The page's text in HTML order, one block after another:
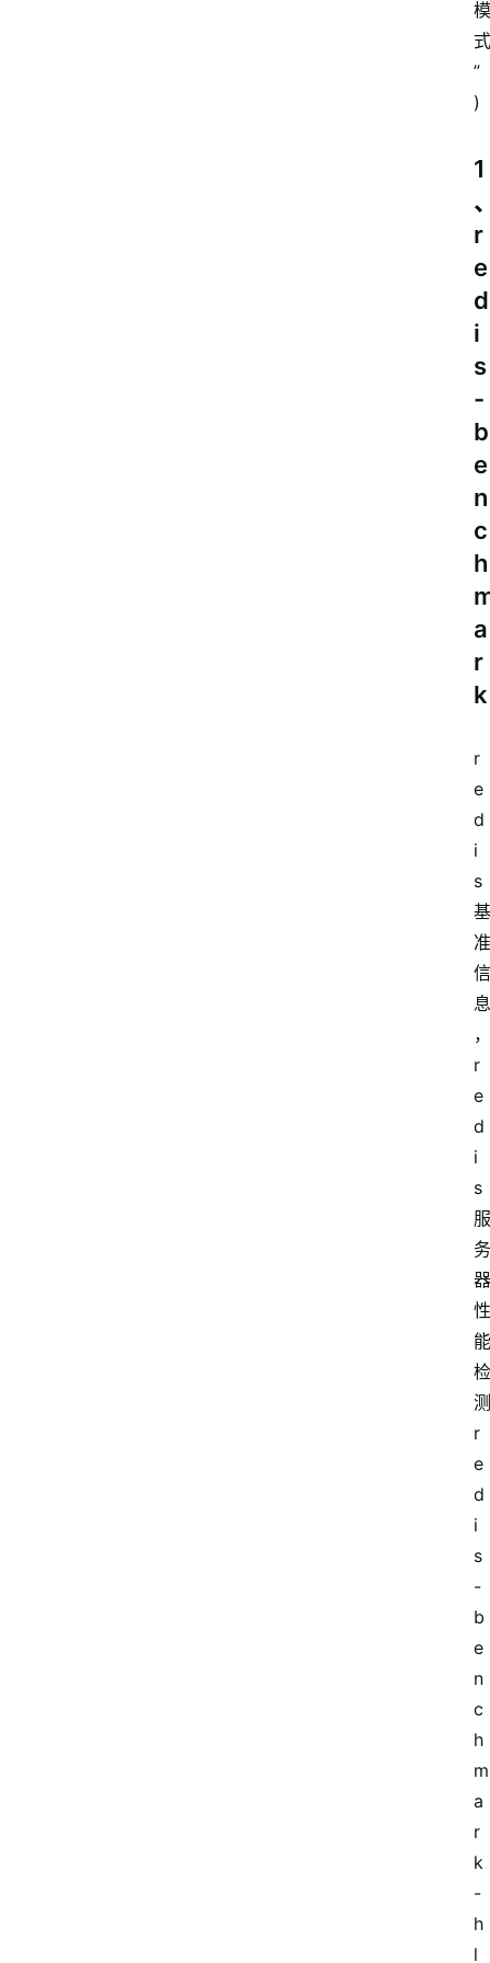
模
式
”
)
1
r
e
d
i
s
-
b
e
n
c
h
a
r
k
r
e
d
i
s
基
准
信
息
，
r
e
d
i
s
服
务
器
性
能
检
测
r
e
d
i
s
-
b
e
n
c
h
m
a
r
k
-
h
l